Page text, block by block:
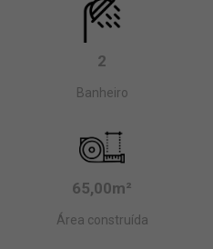
2
Banheiro
65,00m²
Área construída